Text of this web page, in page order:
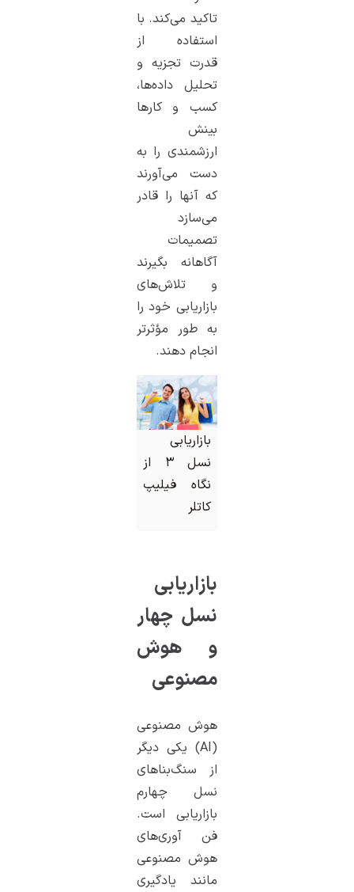
تاکید می‌کند. با
استفاده از
قدرت تجزیه و
تحلیل داده‌ها،
کسب و کارها
بینش
ارزشمندی را به
دست می‌آورند
که آنها را قادر
می‌سازد
تصمیمات
آگاهانه بگیرند
و تلاش‌های
بازاریابی خود را
به طور مؤثرتر
انجام دهند.
بازاریابی
نسل ۳ از
نگاه فیلیپ
کاتلر
بازاریابی
نسل چهار
و هوش
مصنوعی
هوش مصنوعی
(AI) یکی دیگر
از سنگ‌بناهای
نسل چهارم
بازاریابی است.
فن آوری‌های
هوش مصنوعی
مانند یادگیری